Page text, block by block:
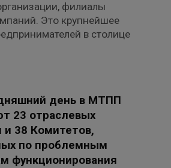
филиалы
Это крупнейшее
в столице
день в МТПП
23 отраслевых
и 38 Комитетов,
по проблемным
функционирования